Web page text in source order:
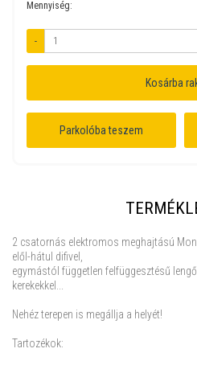
Mennyiség:
-
Kosárba
Parkolóba teszem
2 csatornás elektromos meghajtású
elől-hátul difivel,
egymástól független felfüggesztésű
kerekekkel...
Nehéz terepen is megállja a helyét!
Tartozékok: